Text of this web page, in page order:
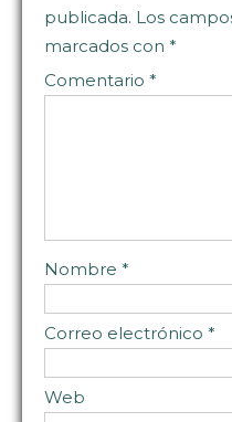
publicada. Los
marcados con *
Comentario *
Nombre *
Correo electrónico *
Web